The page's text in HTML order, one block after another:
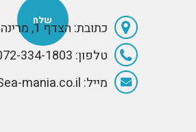
כתובת: הצדף 1, מרינה הרצליה
טלפון: 072-334-1803
מייל: Info@Sea-mania.co.il